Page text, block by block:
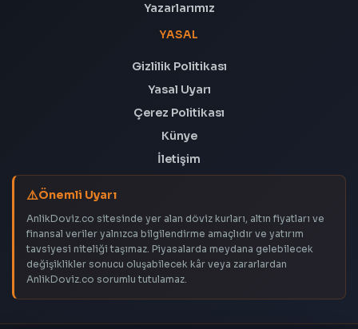
Yazarlarımız
YASAL
Gizlilik Politikası
Yasal Uyarı
Çerez Politikası
Künye
İletişim
Önemli Uyarı
AnlikDoviz.co sitesinde yer alan döviz kurları, altın fiyatları ve
finansal veriler yalnızca bilgilendirme amaçlıdır ve yatırım
tavsiyesi niteliği taşımaz. Piyasalarda meydana gelebilecek
değişiklikler sonucu oluşabilecek kâr veya zararlardan
AnlikDoviz.co sorumlu tutulamaz.